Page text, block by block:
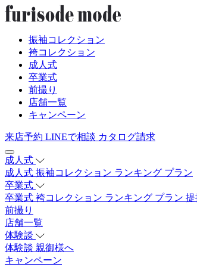
振袖コレクション
袴コレクション
成人式
卒業式
前撮り
店舗一覧
キャンペーン
来店予約 LINEで相談 カタログ請求
成人式
成人式 振袖コレクション ランキング プラン
卒業式
卒業式 袴コレクション ランキング プラン 提
前撮り
店舗一覧
体験談
体験談 親御様へ
キャンペーン